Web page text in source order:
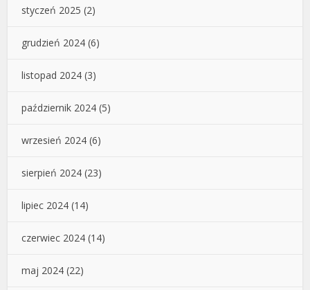
styczeń 2025 (2)
grudzień 2024 (6)
listopad 2024 (3)
październik 2024 (5)
wrzesień 2024 (6)
sierpień 2024 (23)
lipiec 2024 (14)
czerwiec 2024 (14)
maj 2024 (22)